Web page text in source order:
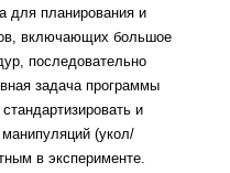
для планирования и
включающих большое
последовательно
задача программы
и
(укол/
в эксперименте.